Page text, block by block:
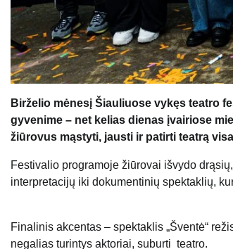
Birželio mėnesį Šiauliuose vykęs teatro
gyvenime – net kelias dienas įvairiose
žiūrovus mąstyti, jausti ir patirti teatrą
Festivalio programoje žiūrovai išvydo
interpretacijų iki dokumentinių spektaklių,
Finalinis akcentas – spektaklis „Šventė“
negalias turintys aktoriai, suburti teatro.